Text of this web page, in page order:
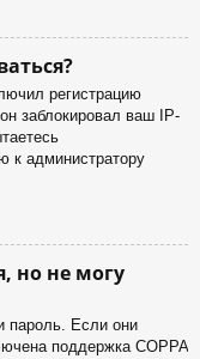
регистрацию
заблокировал ваш IP-
к администратору
но не могу
пароль. Если они
поддержка COPPA